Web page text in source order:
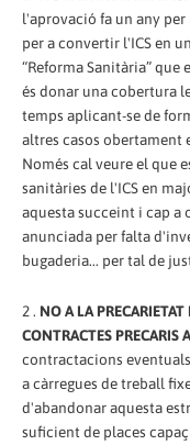
l'aprovació fa un any
per a convertir l'ICS en
“Reforma Sanitària”
és donar una cobertura
temps aplicant-se de
altres casos obertament
Només cal veure el que
sanitàries de l'ICS en
aquesta succeint i cap a
anunciada per falta
bugaderia... per tal de
2 . NO A LA
CONTRACTES PRECARIS
contractacions
a càrregues de treball
d'abandonar aquesta
suficient de places